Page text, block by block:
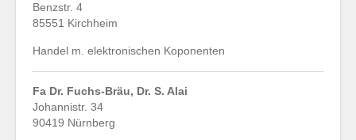
Benzstr. 4
85551 Kirchheim
Handel m. elektronischen Koponenten
Fa Dr. Fuchs-Bräu, Dr. S. Alai
Johannistr. 34
90419 Nürnberg